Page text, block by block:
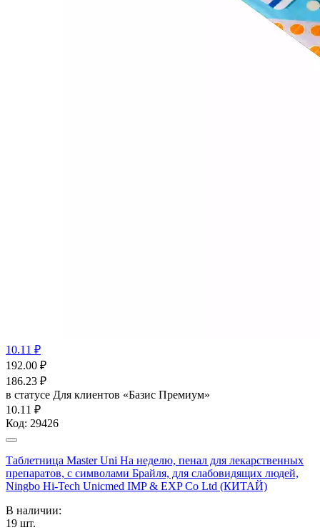
10.11 ₽
192.00 ₽
186.23 ₽
в статусе Для клиентов «Базис Премиум»
10.11 ₽
Код: 29426
Таблетница Master Uni На неделю, пенал для лекарственных
препаратов, с символами Брайля, для слабовидящих людей,
Ningbo Hi-Tech Unicmed IMP & EXP Co Ltd (КИТАЙ)
В наличии:
19 шт.